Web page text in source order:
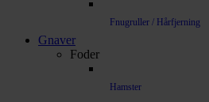
Fnugruller / Hårfjerning
Gnaver
Foder
Hamster